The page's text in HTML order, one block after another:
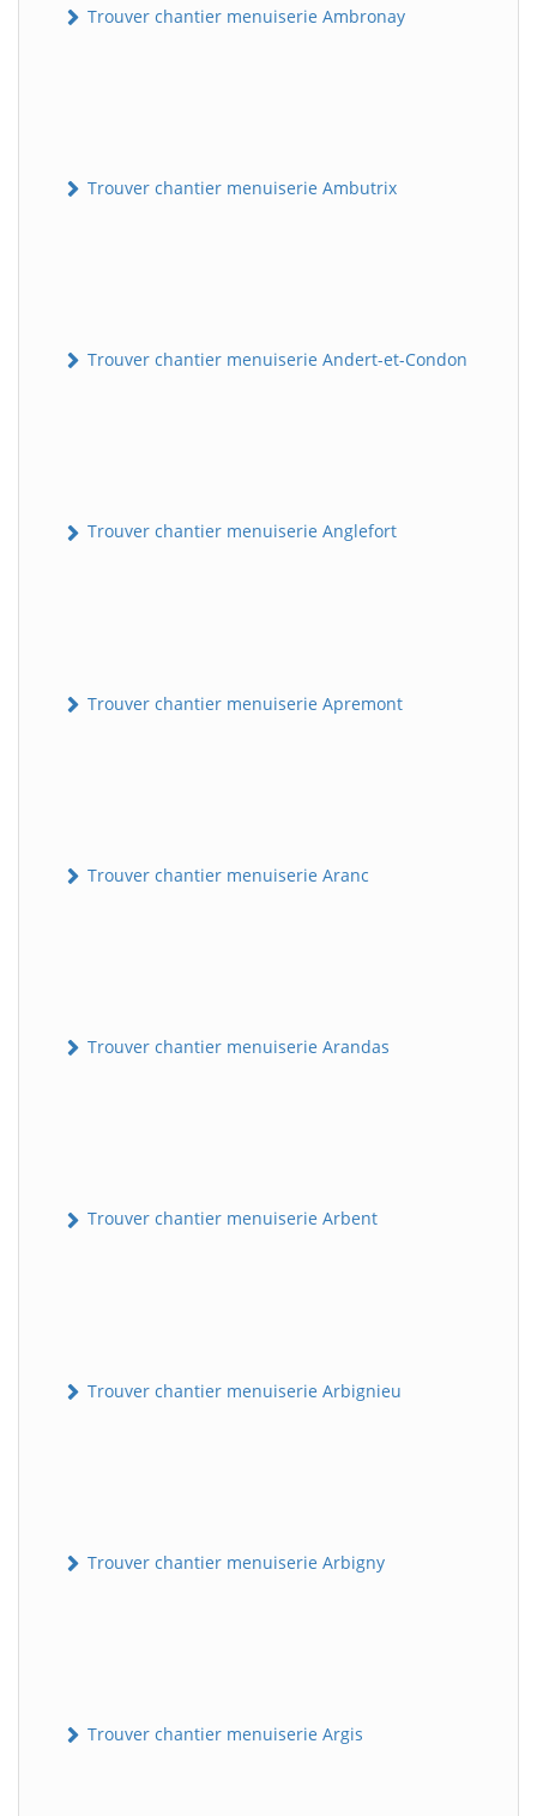
Trouver chantier menuiserie Ambronay
Trouver chantier menuiserie Ambutrix
Trouver chantier menuiserie Andert-et-Condon
Trouver chantier menuiserie Anglefort
Trouver chantier menuiserie Apremont
Trouver chantier menuiserie Aranc
Trouver chantier menuiserie Arandas
Trouver chantier menuiserie Arbent
Trouver chantier menuiserie Arbignieu
Trouver chantier menuiserie Arbigny
Trouver chantier menuiserie Argis